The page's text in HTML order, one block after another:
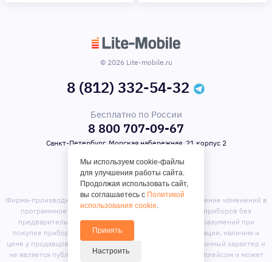
© 2026 Lite-mobile.ru
8 (812) 332-54-32
Бесплатно по России
8 800 707-09-67
Санкт-Петербург, Морская набережная, 21 корпус 2
Фирма-производитель оставляет за собой право на внесение изменений в
программное обеспечение, дизайн и комплектацию приборов без
предварительного уведомления. Во избежание недоразумений при
покупке приборов уточняйте информацию о комплектации, наличию и
цене у продавцов. Вся информация на сайте носит справочный характер и
не является публичной офертой. Сайт является маркет-плейсом и может
Мы используем cookie-файлы
для улучшения работы сайта.
Продолжая использовать сайт,
вы соглашаетесь с Политикой
использования cookie.
Принять
Настроить